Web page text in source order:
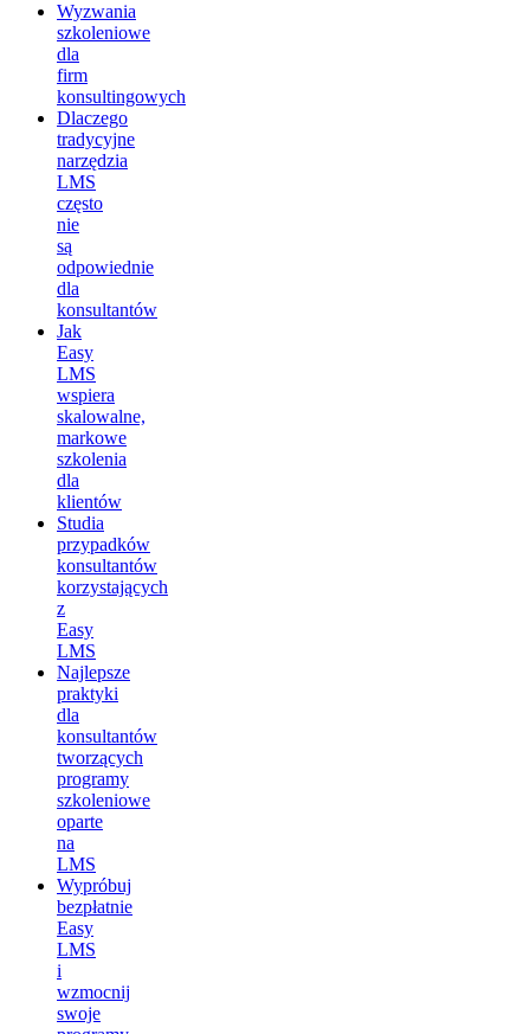
Wyzwania
szkoleniowe
dla
firm
konsultingowych
Dlaczego
tradycyjne
narzędzia
LMS
często
nie
są
odpowiednie
dla
konsultantów
Jak
Easy
LMS
wspiera
skalowalne,
markowe
szkolenia
dla
klientów
Studia
przypadków
konsultantów
korzystających
z
Easy
LMS
Najlepsze
praktyki
dla
konsultantów
tworzących
programy
szkoleniowe
oparte
na
LMS
Wypróbuj
bezpłatnie
Easy
LMS
i
wzmocnij
swoje